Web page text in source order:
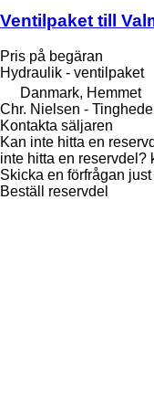
Ventilpaket till
Pris på begäran
Hydraulik - ventilpaket
Danmark, Hemmet
Chr. Nielsen -
Kontakta säljaren
Kan inte hitta en
inte hitta en reservdel?
Skicka en förfrågan just
Beställ reservdel